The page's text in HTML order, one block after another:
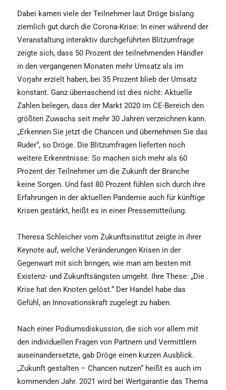
Dabei kamen viele der Teilnehmer laut Dröge bislang
ziemlich gut durch die Corona-Krise: In einer während der
Veranstaltung interaktiv durchgeführten Blitzumfrage
zeigte sich, dass 50 Prozent der teilnehmenden Händler
in den vergangenen Monaten mehr Umsatz als im
Vorjahr erzielt haben, bei 35 Prozent blieb der Umsatz
konstant. Ganz überraschend ist dies nicht: Aktuelle
Zahlen belegen, dass der Markt 2020 im CE-Bereich den
größten Zuwachs seit mehr 30 Jahren verzeichnen kann.
„Erkennen Sie jetzt die Chancen und übernehmen Sie das
Ruder“, so Dröge. Die Blitzumfragen lieferten noch
weitere Erkenntnisse: So machen sich mehr als 60
Prozent der Teilnehmer um die Zukunft der Branche
keine Sorgen. Und fast 80 Prozent fühlen sich durch ihre
Erfahrungen in der aktuellen Pandemie auch für künftige
Krisen gestärkt, heißt es in einer Pressemitteilung.
Theresa Schleicher vom Zukunftsinstitut zeigte in ihrer
Keynote auf, welche Veränderungen Krisen in der
Gegenwart mit sich bringen, wie man am besten mit
Existenz- und Zukunftsängsten umgeht. Ihre These: „Die
Krise hat den Knoten gelöst.“ Der Handel habe das
Gefühl, an Innovationskraft zugelegt zu haben.
Nach einer Podiumsdiskussion, die sich vor allem mit
den individuellen Fragen von Partnern und Vermittlern
auseinandersetzte, gab Dröge einen kurzen Ausblick.
„Zukunft gestalten – Chancen nutzen“ heißt es auch im
kommenden Jahr. 2021 wird bei Wertgarantie das Thema